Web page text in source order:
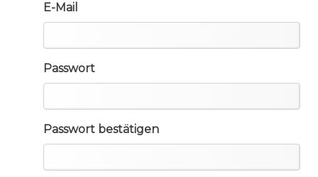
E-Mail
Passwort
Passwort bestätigen